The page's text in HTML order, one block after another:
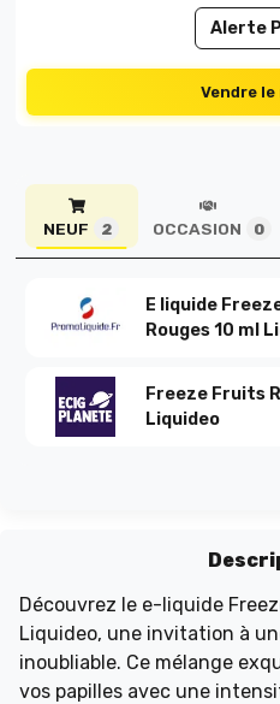
Alerte
Vendre le
NEUF 2 OCCASION 0
E liquide
Rouges 10 ml
Freeze Fruits
Liquideo
Découvrez le e-liquide
Liquideo, une invitation à
inoubliable. Ce mélange
vos papilles avec une